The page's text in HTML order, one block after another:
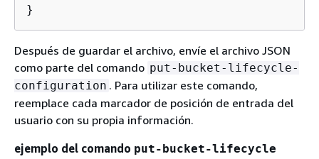
}
Después de guardar el archivo, envíe el archivo JSON
como parte del comando put-bucket-lifecycle-
configuration . Para utilizar este comando,
reemplace cada marcador de posición de entrada del
usuario con su propia información.
ejemplo del comando put-bucket-lifecycle